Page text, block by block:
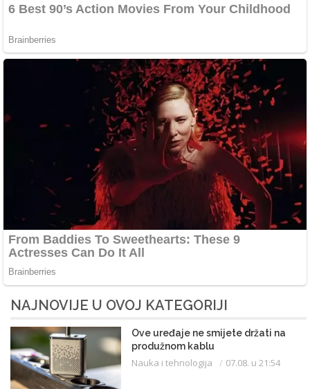
NAJNOVIJE U OVOJ KATEGORIJI
Ove uređaje ne smijete držati na
produžnom kablu
Nauka i tehnologija 07.08. u 21:54